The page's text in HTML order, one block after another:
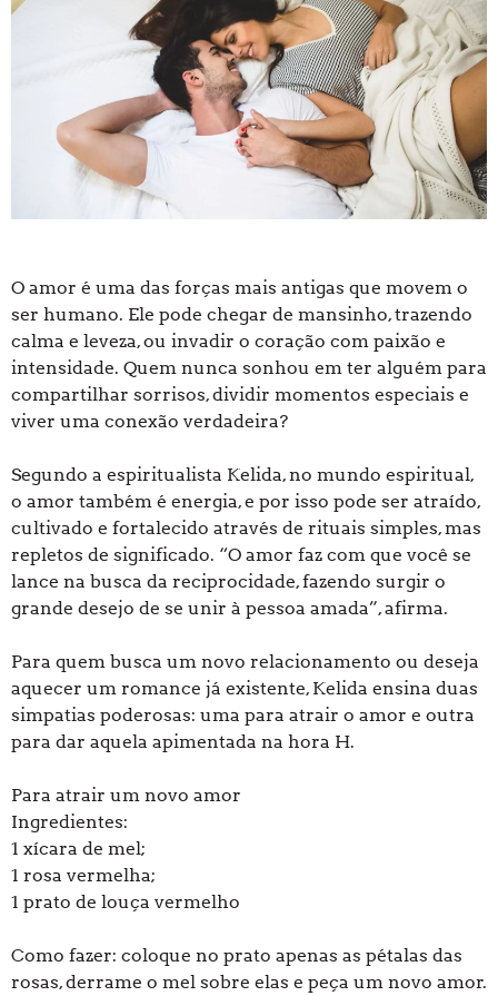
O amor é uma das forças mais antigas que movem o
ser humano. Ele pode chegar de mansinho, trazendo
calma e leveza, ou invadir o coração com paixão e
intensidade. Quem nunca sonhou em ter alguém para
compartilhar sorrisos, dividir momentos especiais e
viver uma conexão verdadeira?
Segundo a espiritualista Kelida, no mundo espiritual,
o amor também é energia, e por isso pode ser atraído,
cultivado e fortalecido através de rituais simples, mas
repletos de significado. “O amor faz com que você se
lance na busca da reciprocidade, fazendo surgir o
grande desejo de se unir à pessoa amada”, afirma.
Para quem busca um novo relacionamento ou deseja
aquecer um romance já existente, Kelida ensina duas
simpatias poderosas: uma para atrair o amor e outra
para dar aquela apimentada na hora H.
Para atrair um novo amor
Ingredientes:
1 xícara de mel;
1 rosa vermelha;
1 prato de louça vermelho
Como fazer: coloque no prato apenas as pétalas das
rosas, derrame o mel sobre elas e peça um novo amor.